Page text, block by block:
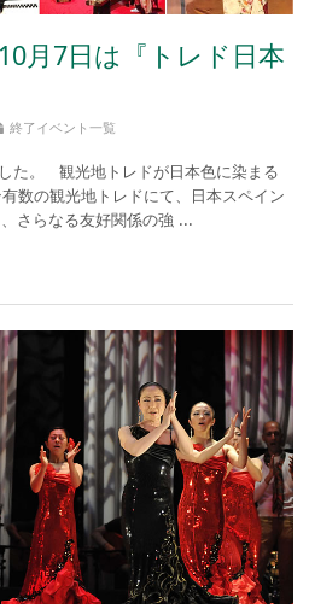
月7日は『トレド日本
終了イベント一覧
た。 観光地トレドが日本色に染まる
数の観光地トレドにて、日本スペイン
さらなる友好関係の強 ...